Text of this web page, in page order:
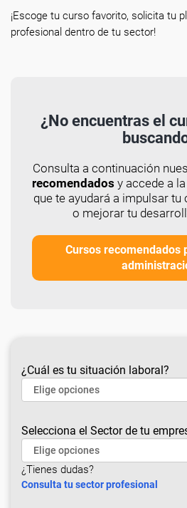
¡Escoge tu curso favorito, solicita tu
profesional dentro de tu sector!
¿No encuentras el
Consulta a continuación
recomendados y accede a
que te ayudará a impulsar tu
o mejorar tu
Cursos recomendados
¿Cuál es tu situación laboral?
Selecciona el Sector de tu
¿Tienes dudas?
Consulta tu sector profesional